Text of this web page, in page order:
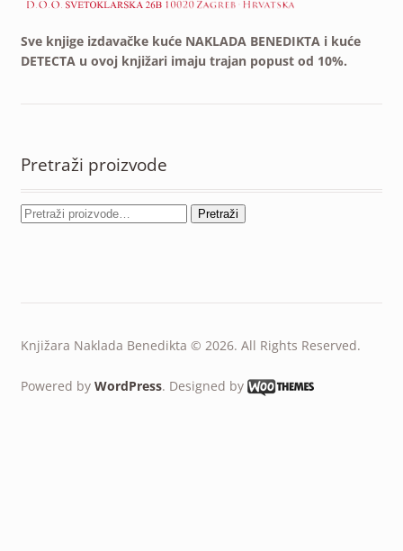
Sve knjige izdavačke kuće NAKLADA BENEDIKTA i kuće
DETECTA u ovoj knjižari imaju trajan popust od 10%.
Pretraži proizvode
Pretraži
Knjižara Naklada Benedikta © 2026. All Rights Reserved.
Powered by WordPress. Designed by